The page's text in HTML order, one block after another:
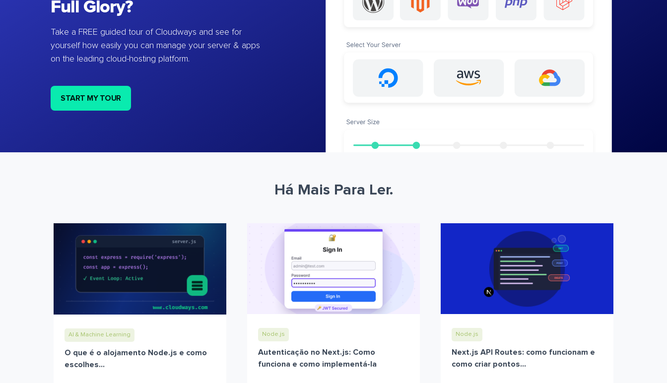
Full Glory?
Take a FREE guided tour of Cloudways and see for
yourself how easily you can manage your server & apps
on the leading cloud-hosting platform.
START MY TOUR
Há Mais Para Ler.
AI & Machine Learning
O que é o alojamento Node.js e como
escolhes...
Node.js
Autenticação no Next.js: Como
funciona e como implementá-la
Node.js
Next.js API Routes: como funcionam e
como criar pontos...